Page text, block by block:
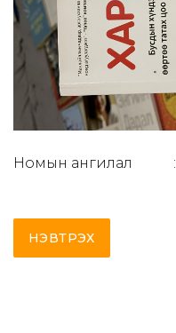
Номын ангилал :
НЭВТРЭХ